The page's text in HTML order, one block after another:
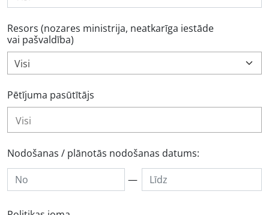
Resors (nozares ministrija, neatkarīga iestāde
vai pašvaldība)
Visi
Pētījuma pasūtītājs
Nodošanas / plānotās nodošanas datums:
—